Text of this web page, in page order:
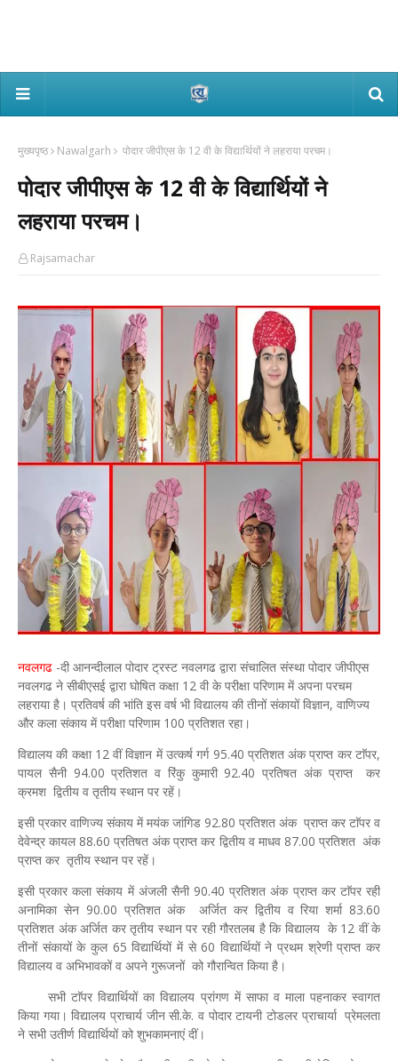
मुख्यपृष्ठ Nawalgarh पोदार जीपीएस के 12 वी के विद्यार्थियों ने लहराया परचम।
पोदार जीपीएस के 12 वी के विद्यार्थियों ने
लहराया परचम।
Rajsamachar
नवलगढ -दी आनन्दीलाल पोदार ट्रस्ट नवलगढ द्वारा संचालित संस्था पोदार जीपीएस
नवलगढ ने सीबीएसई द्वारा घोषित कक्षा 12 वी के परीक्षा परिणाम में अपना परचम
लहराया है। प्रतिवर्ष की भांति इस वर्ष भी विद्यालय की तीनों संकायों विज्ञान, वाणिज्य
और कला संकाय में परीक्षा परिणाम 100 प्रतिशत रहा।
विद्यालय की कक्षा 12 वीं विज्ञान में उत्कर्ष गर्ग 95.40 प्रतिशत अंक प्राप्त कर टाॅपर,
पायल सैनी 94.00 प्रतिशत व रिंकु कुमारी 92.40 प्रतिषत अंक प्राप्त कर
क्रमश द्वितीय व तृतीय स्थान पर रहें।
इसी प्रकार वाणिज्य संकाय में मयंक जांगिड 92.80 प्रतिशत अंक प्राप्त कर टाॅपर व
देवेन्द्र कायल 88.60 प्रतिषत अंक प्राप्त कर द्वितीय व माधव 87.00 प्रतिशत अंक
प्राप्त कर तृतीय स्थान पर रहें।
इसी प्रकार कला संकाय में अंजली सैनी 90.40 प्रतिशत अंक प्राप्त कर टाॅपर रही
अनामिका सेन 90.00 प्रतिशत अंक अर्जित कर द्वितीय व रिया शर्मा 83.60
प्रतिशत अंक अर्जित कर तृतीय स्थान पर रही गौरतलब है कि विद्यालय के 12 वीं के
तीनों संकायों के कुल 65 विद्यार्थियों में से 60 विद्यार्थियों ने प्रथम श्रेणी प्राप्त कर
विद्यालय व अभिभावकों व अपने गुरूजनों को गौरान्वित किया है।
सभी टाॅपर विद्यार्थियों का विद्यालय प्रांगण में साफा व माला पहनाकर स्वागत
किया गया। विद्यालय प्राचार्य जीन सी.के. व पोदार टायनी टोडलर प्राचार्या प्रेमलता
ने सभी उतीर्ण विद्यार्थियों को शुभकामनाएं दीं।